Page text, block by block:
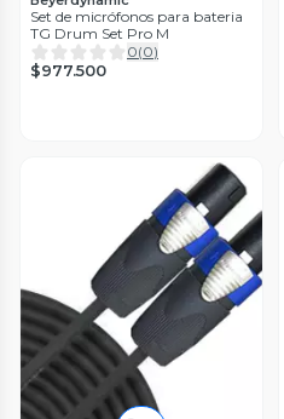
Set de micrófonos para bateria
TG Drum Set Pro M
0(0)
$977.500